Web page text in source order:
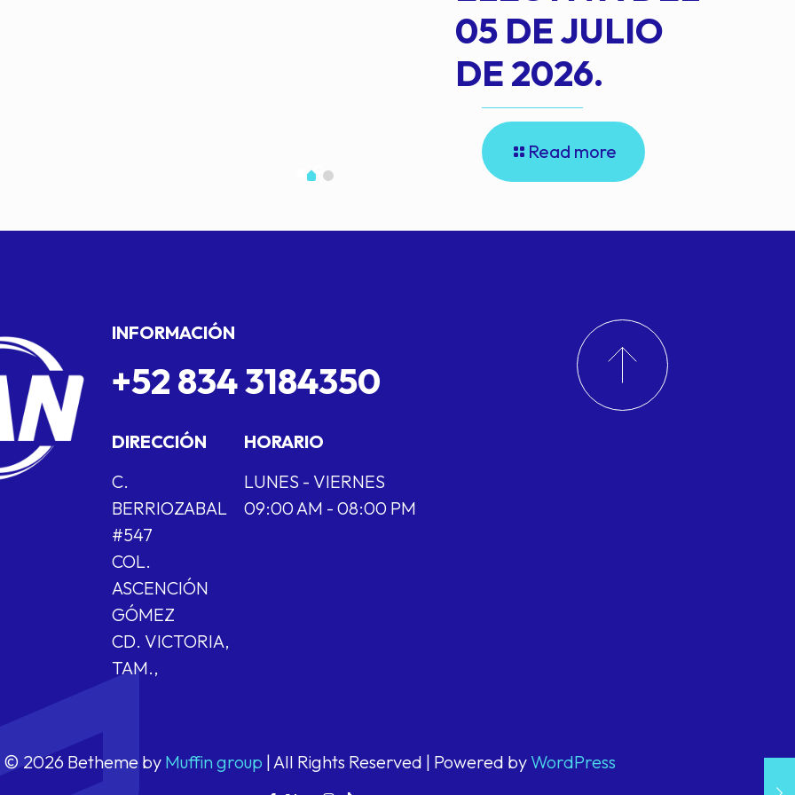
05 DE JULIO
DE 2026.
Read more
INFORMACIÓN
+52 834 3184350
DIRECCIÓN
C.
BERRIOZABAL
#547
COL.
ASCENCIÓN
GÓMEZ
CD. VICTORIA,
TAM.,
HORARIO
LUNES - VIERNES
09:00 AM - 08:00 PM
© 2026 Betheme by Muffin group | All Rights Reserved | Powered by WordPress